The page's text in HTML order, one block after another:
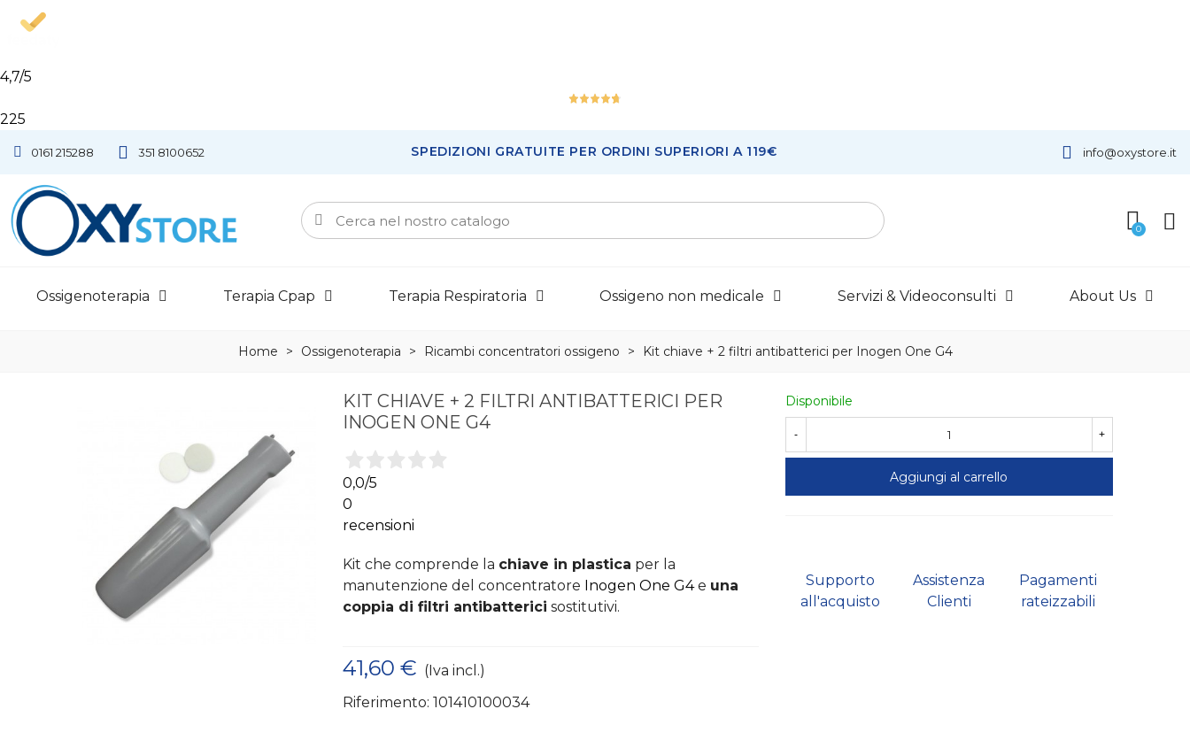
4,7/5
225
0161 215288 351 8100652 SPEDIZIONI GRATUITE PER ORDINI SUPERIORI A 119€
Ottimo
Recensioni
info@oxystore.it
Ossigenoterapia Terapia Cpap Terapia Respiratoria Ossigeno non medicale Servizi & Videoconsulti About Us
Home > Ossigenoterapia > Ricambi concentratori ossigeno > Kit chiave + 2 filtri antibatterici per Inogen One G4
KIT CHIAVE + 2 FILTRI ANTIBATTERICI PER
INOGEN ONE G4
0,0/5
0
recensioni
Kit che comprende la chiave in plastica per la
manutenzione del concentratore Inogen One G4e una
coppia di filtri antibatterici sostitutivi.
41,60 € (Iva incl.)
Riferimento: 101410100034
Disponibile
- +
Aggiungi al carrello
Supporto
all'acquisto
Assistenza
Clienti
Pagamenti
rateizzabili